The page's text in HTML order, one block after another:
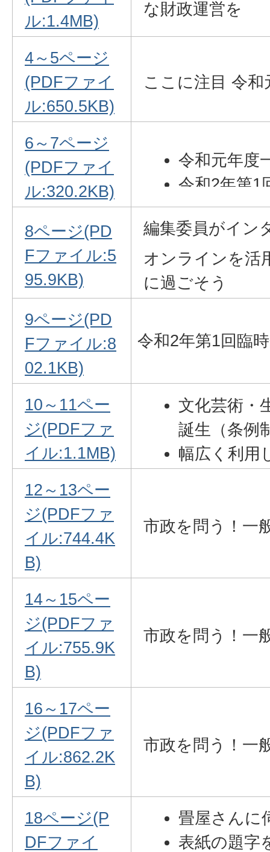
ル:1.4MB)
な財政運営を
4～5ページ
(PDFファイ
ル:650.5KB)
ここに注目 令和
6～7ページ
(PDFファイ
ル:320.2KB)
令和元年度
令和2年第1
議案等と審
令和2年第3
議案等と審
8ページ(PD
Fファイル:5
95.9KB)
編集委員がイン
オンラインを活
に過ごそう
9ページ(PD
Fファイル:8
02.1KB)
令和2年第1回臨
10～11ペー
ジ(PDFファ
イル:1.1MB)
文化芸術・
誕生（条例
幅広く利用
改正）
（補正予算
12～13ペー
ジ(PDFファ
イル:744.4K
B)
市政を問う！一
14～15ペー
ジ(PDFファ
イル:755.9K
B)
市政を問う！一
16～17ペー
ジ(PDFファ
イル:862.2K
B)
市政を問う！一
18ページ(P
DFファイ
畳屋さんに
表紙の題字